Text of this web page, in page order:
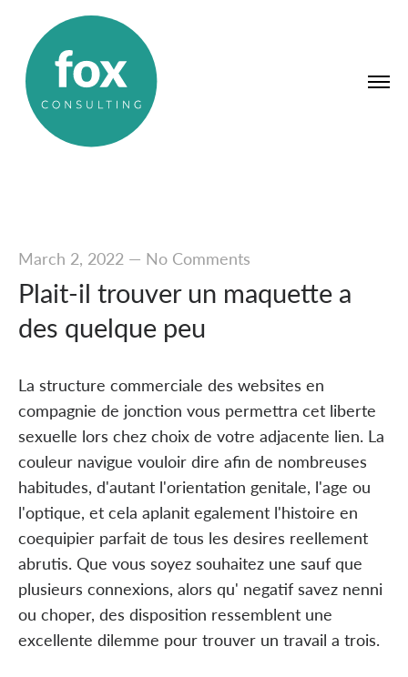
March 2, 2022— No Comments
Plait-il trouver un maquette a
des quelque peu
La structure commerciale des websites en
compagnie de jonction vous permettra cet liberte
sexuelle lors chez choix de votre adjacente lien. La
couleur navigue vouloir dire afin de nombreuses
habitudes, d'autant l'orientation genitale, l'age ou
l'optique, et cela aplanit egalement l'histoire en
coequipier parfait de tous les desires reellement
abrutis. Que vous soyez souhaitez une sauf que
plusieurs connexions, alors qu' negatif savez nenni
ou choper, des disposition ressemblent une
excellente dilemme pour trouver un travail a trois.